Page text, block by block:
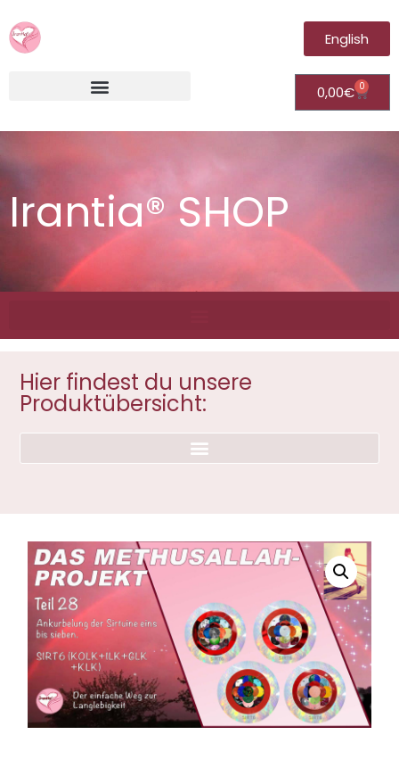
English
0,00€ 0
Irantia® SHOP
Hier findest du unsere
Produktübersicht: